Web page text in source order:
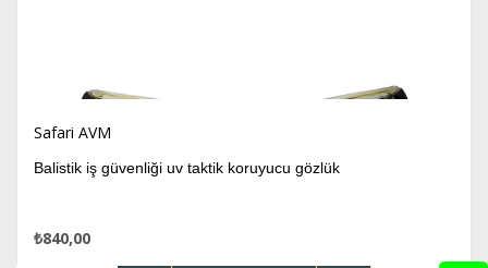
Safari AVM
Balistik iş güvenliği uv taktik koruyucu gözlük
₺840,00